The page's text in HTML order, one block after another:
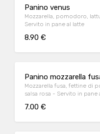
Panino venus
Mozzarella, pomodoro,
Servito in pane al latte
8.90 €
Panino mozzarella
Mozzarella fusa, fettine di
salsa rosa - Servito in pane
7.00 €